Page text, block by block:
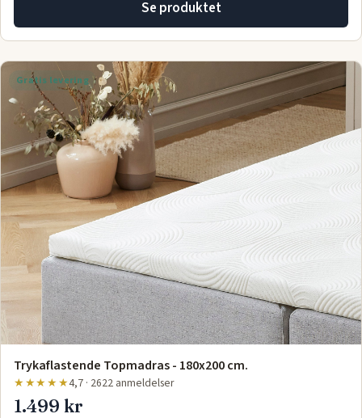
Se produktet
Gratis levering
Trykaflastende Topmadras - 180x200 cm.
★★★★★4,7 · 2622 anmeldelser
1.499 kr